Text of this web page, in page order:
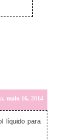
maio 16, 2014
líquido para